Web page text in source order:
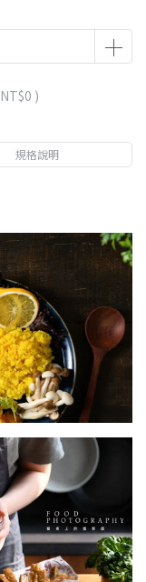
NT$0 )
規格說明